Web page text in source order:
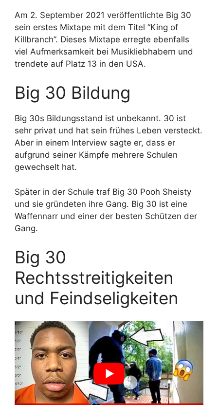
Am 2. September 2021 veröffentlichte Big 30
sein erstes Mixtape mit dem Titel “King of
Killbranch”. Dieses Mixtape erregte ebenfalls
viel Aufmerksamkeit bei Musikliebhabern und
trendete auf Platz 13 in den USA.
Big 30 Bildung
Big 30s Bildungsstand ist unbekannt. 30 ist
sehr privat und hat sein frühes Leben versteckt.
Aber in einem Interview sagte er, dass er
aufgrund seiner Kämpfe mehrere Schulen
gewechselt hat.
Später in der Schule traf Big 30 Pooh Sheisty
und sie gründeten ihre Gang. Big 30 ist eine
Waffennarr und einer der besten Schützen der
Gang.
Big 30
Rechtsstreitigkeiten
und Feindseligkeiten